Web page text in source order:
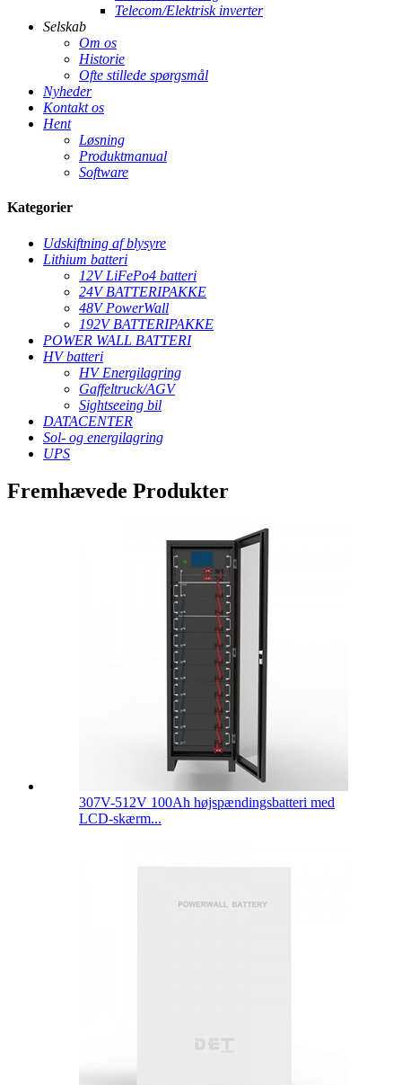
Telecom/Elektrisk inverter
Selskab
Om os
Historie
Ofte stillede spørgsmål
Nyheder
Kontakt os
Hent
Løsning
Produktmanual
Software
Kategorier
Udskiftning af blysyre
Lithium batteri
12V LiFePo4 batteri
24V BATTERIPAKKE
48V PowerWall
192V BATTERIPAKKE
POWER WALL BATTERI
HV batteri
HV Energilagring
Gaffeltruck/AGV
Sightseeing bil
DATACENTER
Sol- og energilagring
UPS
Fremhævede Produkter
307V-512V 100Ah højspændingsbatteri med
LCD-skærm...